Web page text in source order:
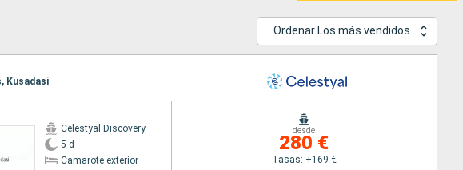
Ordenar Los más vendidos
Kusadasi
Celestyal Discovery
5 d
Camarote exterior
desde
280 €
Tasas: +169 €